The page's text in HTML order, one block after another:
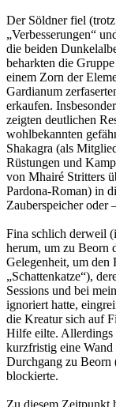
Der Söldner fiel (trotz
„Verbesserungen“
die beiden
beharkten die
einem Zorn der
Gardianum
erkaufen.
zeigten deutlichen
wohlbekannten
Shakagra (als
Rüstungen und
von Mhairé Stritters
Pardona-Roman) in
Zauberspeicher oder
Fina schlich derweil
herum, um zu Beorn
Gelegenheit, um den
„Schattenkatze“),
Sessions und bei
ignoriert hatte,
die Kreatur sich auf
Hilfe eilte. Allerdings
kurzfristig eine Wand
Durchgang zu Beorn
blockierte.